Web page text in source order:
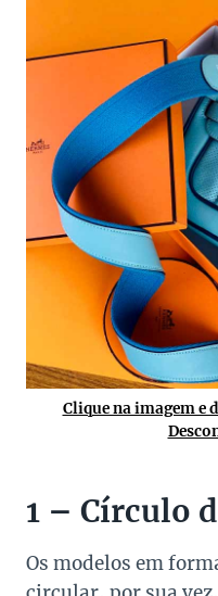
Clique na imagem e
1 – Círculo
Os modelos em